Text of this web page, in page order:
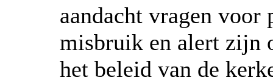
aandacht vragen voor
misbruik en alert zijn
het beleid van de